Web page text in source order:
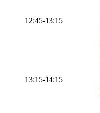
12:45-13:15
13:15-14:15